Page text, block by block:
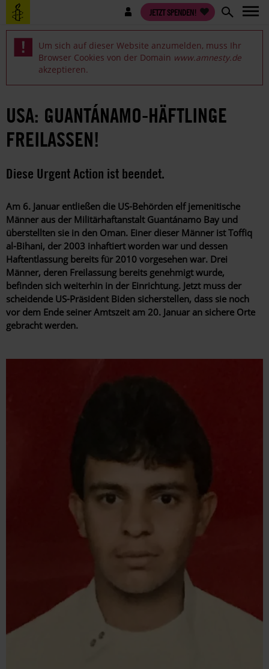
Direkt
zum
Inhalt
Benutzermenü JETZT SPENDEN!
Fehlermeldung
Um sich auf dieser Website anzumelden, muss Ihr
Browser Cookies von der Domain www.amnesty.de
akzeptieren.
USA: GUANTÁNAMO-HÄFTLINGE
FREILASSEN!
Diese Urgent Action ist beendet.
Am 6. Januar entließen die US-Behörden elf jemenitische
Männer aus der Militärhaftanstalt Guantánamo Bay und
überstellten sie in den Oman. Einer dieser Männer istToffiq
al-Bihani, der 2003 inhaftiert worden war und dessen
Haftentlassung bereits für 2010 vorgesehen war. Drei
Männer, deren Freilassung bereits genehmigt wurde,
befinden sich weiterhin in der Einrichtung. Jetzt muss der
scheidende US-Präsident Biden sicherstellen, dass sie noch
vor dem Ende seiner Amtszeit am 20. Januar an sichere Orte
gebracht werden.